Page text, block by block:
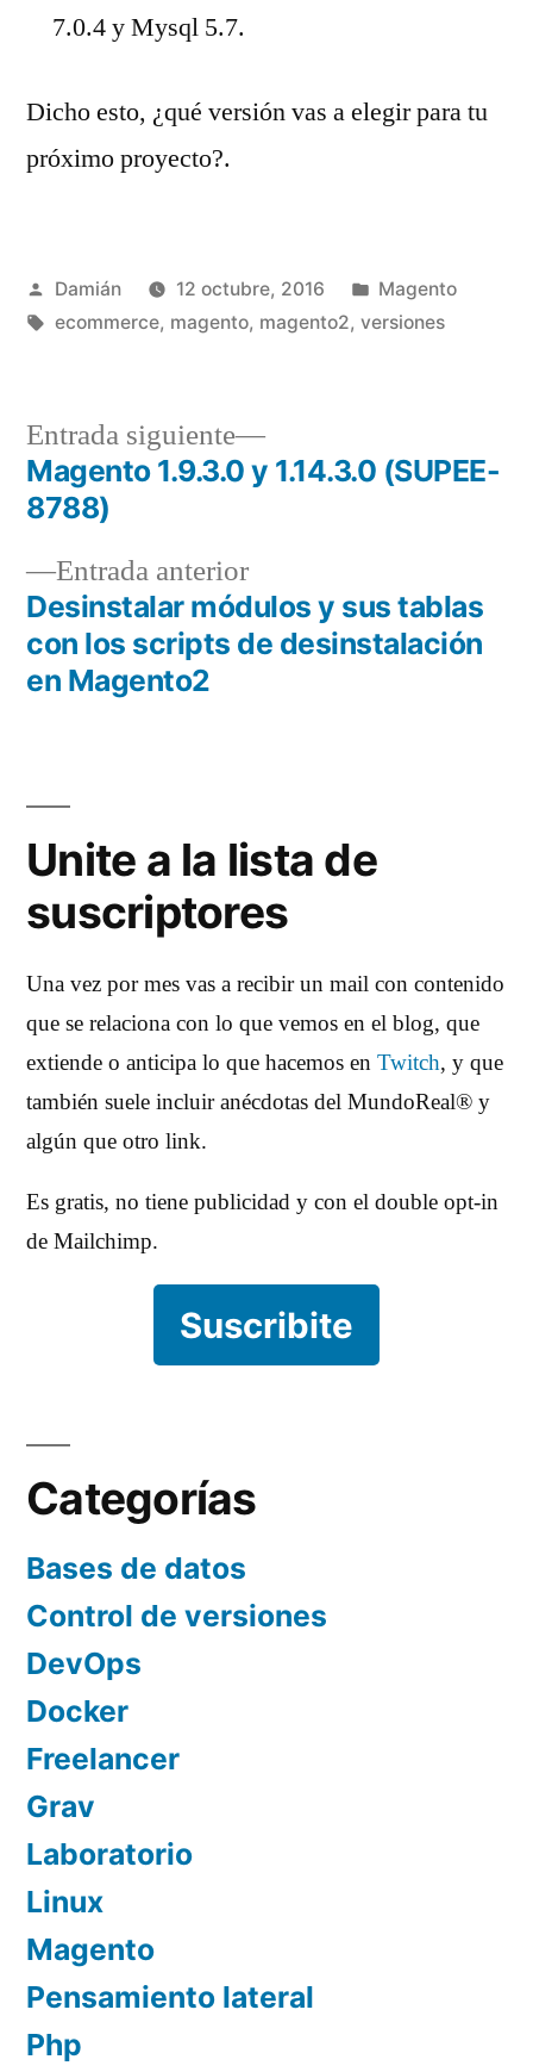
7.0.4 y Mysql 5.7.
Dicho esto, ¿qué versión vas a elegir para tu
próximo proyecto?.
Publicado
por
Damián 12 octubre, 2016
Publicado
en
Magento
Etiquetas:
ecommerce, magento, magento2, versiones
Navegación
entradas
Entrada anteriorEntrada
anterior:
Desinstalar módulos y sus tablas
con los scripts de desinstalación
en Magento2
Entrada siguiente
Entrada
siguiente:
Magento 1.9.3.0 y 1.14.3.0 (SUPEE-
8788)
Unite a la lista de
suscriptores
Una vez por mes vas a recibir un mail con contenido
que se relaciona con lo que vemos en el blog, que
extiende o anticipa lo que hacemos en Twitch, y que
también suele incluir anécdotas del MundoReal® y
algún que otro link.
Es gratis, no tiene publicidad y con el double opt-in
de Mailchimp.
Suscribite
Categorías
Bases de datos
Control de versiones
DevOps
Docker
Freelancer
Grav
Laboratorio
Linux
Magento
Pensamiento lateral
Php